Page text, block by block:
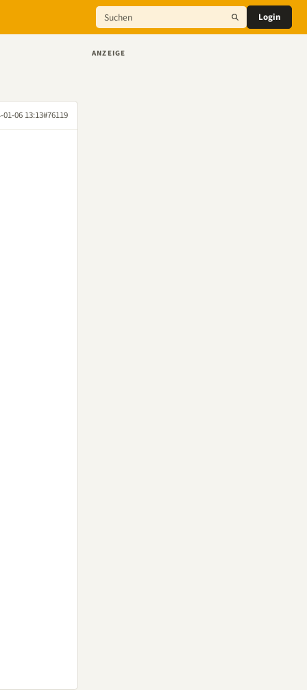
Login
01-06 13:13#76119
ANZEIGE